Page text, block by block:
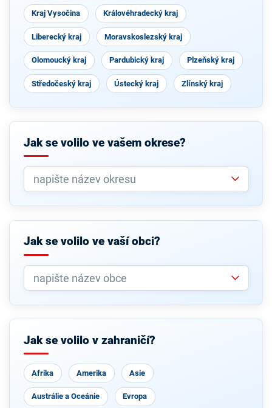
Kraj Vysočina Královéhradecký kraj
Liberecký kraj Moravskoslezský kraj
Olomoucký kraj Pardubický kraj Plzeňský kraj
Středočeský kraj Ústecký kraj Zlínský kraj
Jak se volilo ve vašem okrese?
Jak se volilo ve vaší obci?
Jak se volilo v zahraničí?
Afrika Amerika Asie
Austrálie a Oceánie Evropa